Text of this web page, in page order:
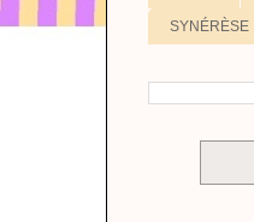
SYNÉRÈSE